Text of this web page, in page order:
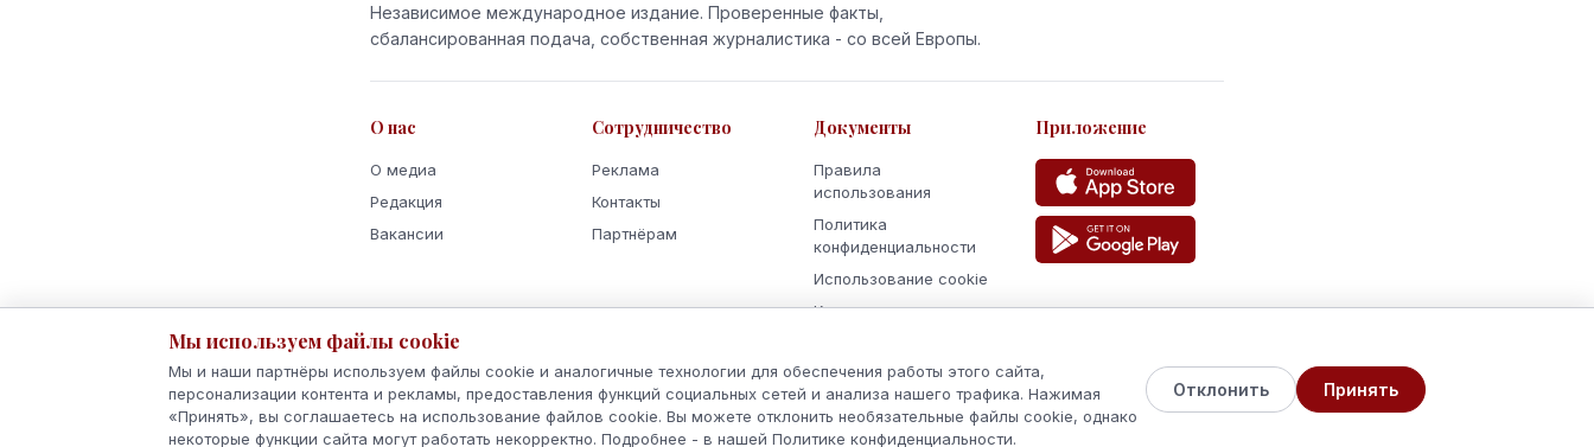
Независимое международное издание. Проверенные факты,
сбалансированная подача, собственная журналистика - со всей Европы.
О нас
О медиа
Редакция
Вакансии
Сотрудничество
Реклама
Контакты
Партнёрам
Документы
Правила
использования
Политика
конфиденциальности
Использование cookie
Кодекс поведения и
Приложение
© 2026 Latvijas Ziņas. Все права защищены.
Сделано с
в Латвии
Мы используем файлы cookie
Мы и наши партнёры используем файлы cookie и аналогичные технологии для обеспечения работы этого сайта,
персонализации контента и рекламы, предоставления функций социальных сетей и анализа нашего трафика. Нажимая
«Принять», вы соглашаетесь на использование файлов cookie. Вы можете отклонить необязательные файлы cookie, однако
некоторые функции сайта могут работать некорректно. Подробнее - в нашей Политике конфиденциальности.
Отклонить Принять